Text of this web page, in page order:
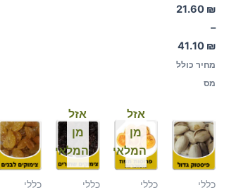
21.60 ₪
–
41.10 ₪
מחיר כולל
מס
כללי
טווח
מחירים:
⁦81.29 ₪⁩
עד
אזל
מן
המלאי
כללי
אזל
מן
המלאי
כללי כללי